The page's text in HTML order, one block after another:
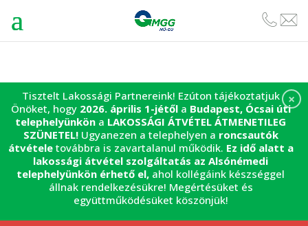
×
Tisztelt Lakossági Partnereink! Ezúton tájékoztatjuk
Önöket, hogy 2026. április 1-jétőla Budapest, Ócsai úti
telephelyünkön a LAKOSSÁGI ÁTVÉTEL ÁTMENETILEG
SZÜNETEL! Ugyanezen a telephelyen a roncsautók
átvételetovábbra is zavartalanul működik. Ez idő alatt a
lakossági átvétel szolgáltatás az Alsónémedi
telephelyünkön érhető el, ahol kollégáink készséggel
állnak rendelkezésükre! Megértésüket és
együttműködésüket köszönjük!